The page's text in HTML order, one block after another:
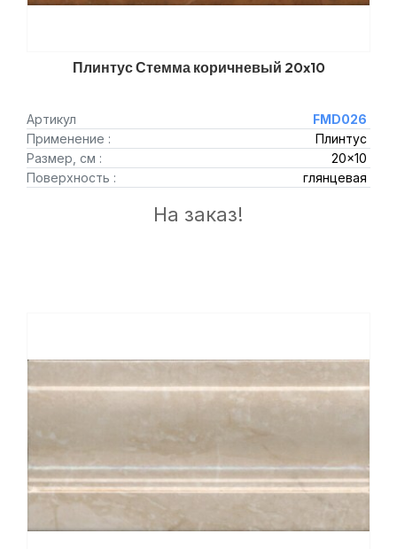
Плинтус Стемма коричневый 20x10
Артикул
FMD026
Применение :
Плинтус
Размер, см :
20x10
Поверхность :
глянцевая
На заказ!